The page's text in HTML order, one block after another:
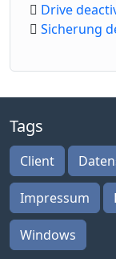
Drive
Sicherung
Tags
Client
Impressum
Windows